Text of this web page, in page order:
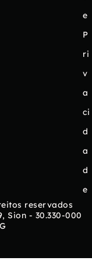
e
P
ri
v
a
ci
d
a
d
e
reservados
Sion - 30.330-000